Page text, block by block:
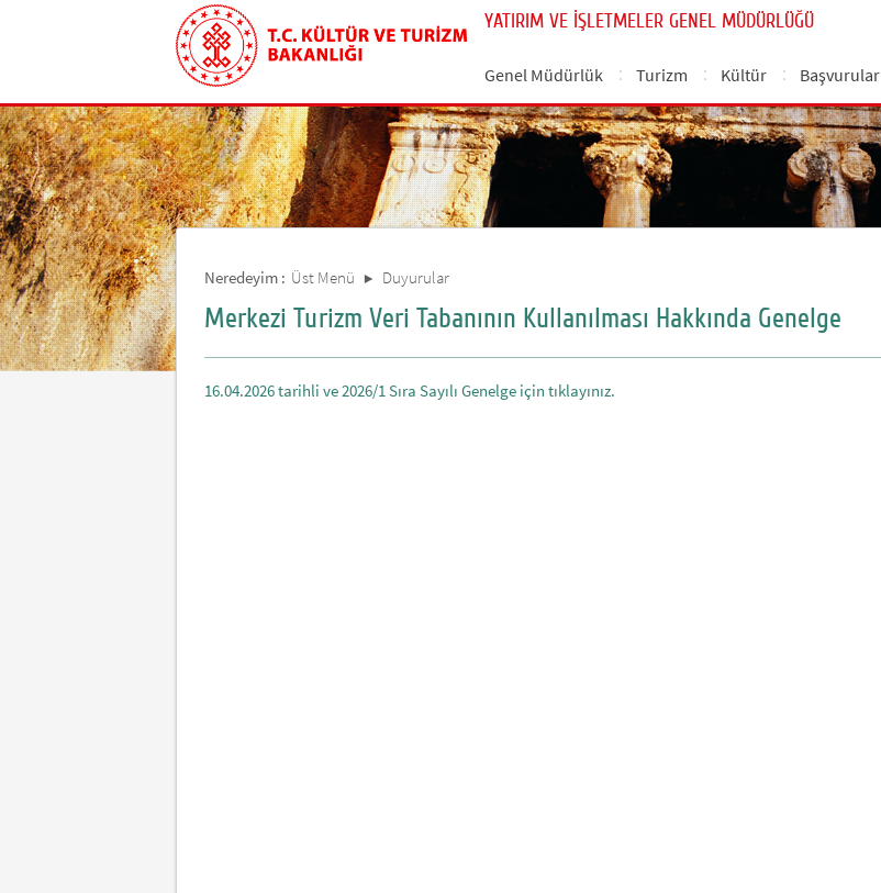
YATIRIM VE İŞLETMELER GENEL MÜDÜRLÜĞÜ
Genel Müdürlük Turizm Kültür Başvurular
Neredeyim : Üst Menü Duyurular
Merkezi Turizm Veri Tabanının Kullanılması Hakkında Genelge
16.04.2026 tarihli ve 2026/1 Sıra Sayılı Genelge için tıklayınız.